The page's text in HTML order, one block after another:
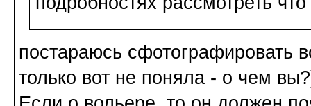
постараюсь сфотографировать
только вот не поняла - о чем